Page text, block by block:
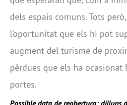
dels espais comuns. Tots
l’oportunitat que els hi pot
augment del turisme de
pèrdues que els ha ocasionat
portes.
Possible data de reobertura: dilluns